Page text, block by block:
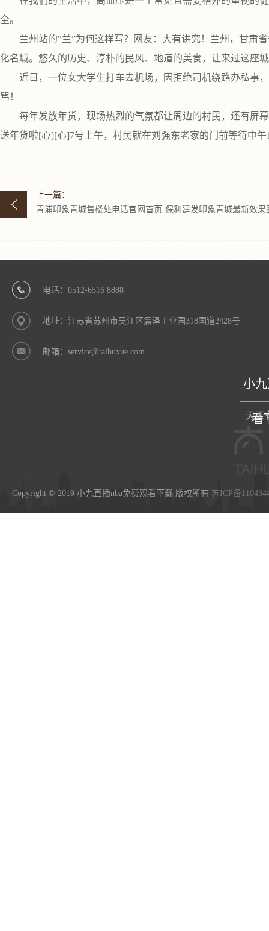
全。
兰州站的“兰”为何这样写？网友：大有讲究！兰州，甘肃省
化名城。悠久的历史、淳朴的民风、地道的美食，让来过这座
近日，一位女大学生打车去机场，因拒绝司机绕路办私事，
骂！
每年发放年货，现场热烈的气氛都让周边的村民，还有屏幕
送年货啦[心][心]7号上午，村民就在刘强东老家的门前等待中
上一篇：
青浦印象青城售楼处电话官网首页-保利建发印象青城最新效果
电话：0512-6516 8888
地址：江苏省苏州市吴江区震泽工业园318国道2428号
邮箱：service@taihuxue.com
小
看
天天
Copyright © 2019 小九直播nba免费观看下载 版权所有 苏ICP备